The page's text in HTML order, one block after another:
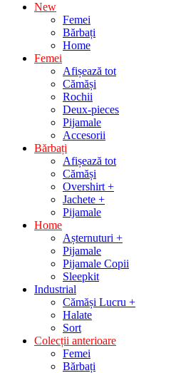
New
Femei
Bărbați
Home
Femei
Afișează tot
Cămăși
Rochii
Deux-pieces
Pijamale
Accesorii
Bărbați
Afișează tot
Cămăși
Overshirt +
Jachete +
Pijamale
Home
Așternuturi +
Pijamale
Pijamale Copii
Sleepkit
Industrial
Cămăși Lucru +
Halate
Sort
Colecții anterioare
Femei
Bărbați